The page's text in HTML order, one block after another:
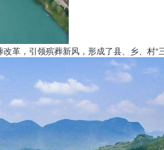
，引领殡葬新风，形成了县、乡、村“